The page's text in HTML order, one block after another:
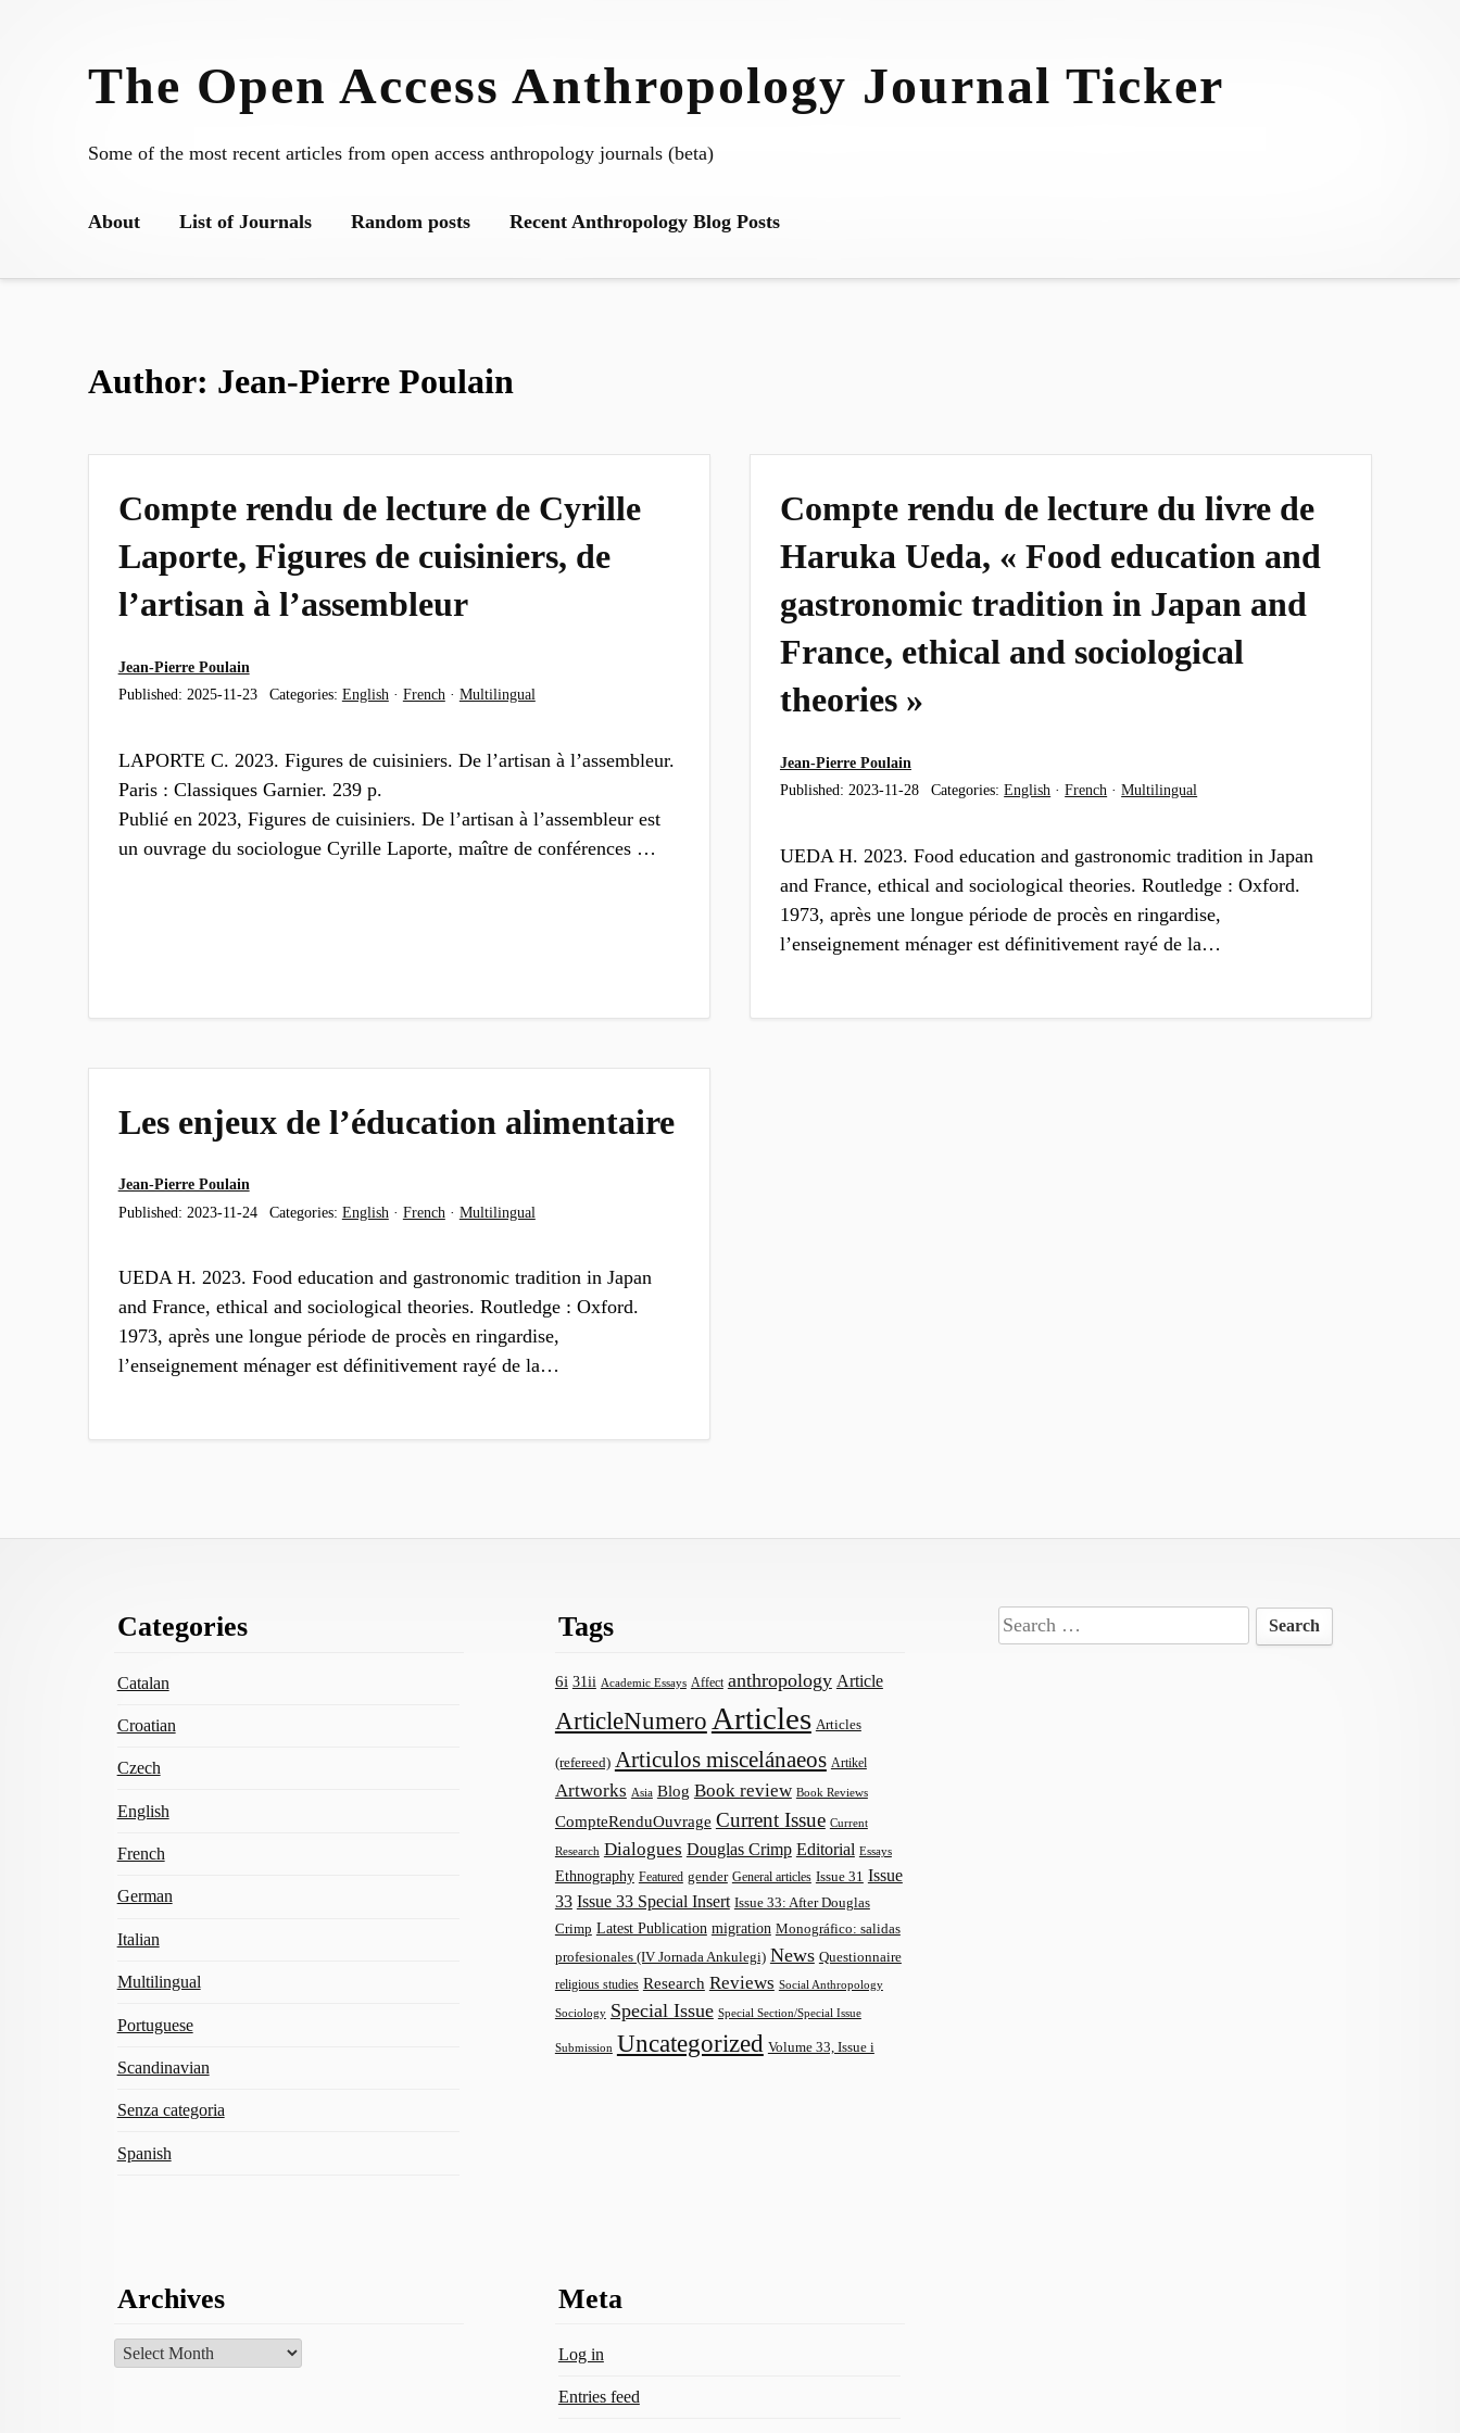
The Open Access Anthropology Journal Ticker
Some of the most recent articles from open access anthropology journals (beta)
About List of Journals Random posts Recent Anthropology Blog Posts
Author: Jean-Pierre Poulain
Compte rendu de lecture de Cyrille
Laporte, Figures de cuisiniers, de
l’artisan à l’assembleur
Jean-Pierre Poulain
Published: 2025-11-23 Categories: English · French · Multilingual
LAPORTE C. 2023. Figures de cuisiniers. De l’artisan à l’assembleur.
Paris : Classiques Garnier. 239 p.
Publié en 2023, Figures de cuisiniers. De l’artisan à l’assembleur est
un ouvrage du sociologue Cyrille Laporte, maître de conférences …
Compte rendu de lecture du livre de
Haruka Ueda, « Food education and
gastronomic tradition in Japan and
France, ethical and sociological
theories »
Jean-Pierre Poulain
Published: 2023-11-28 Categories:English ·French ·Multilingual
UEDA H. 2023. Food education and gastronomic tradition in Japan
and France, ethical and sociological theories. Routledge : Oxford.
1973, après une longue période de procès en ringardise,
l’enseignement ménager est définitivement rayé de la…
Les enjeux de l’éducation alimentaire
Jean-Pierre Poulain
Published: 2023-11-24 Categories: English · French · Multilingual
UEDA H. 2023. Food education and gastronomic tradition in Japan
and France, ethical and sociological theories. Routledge : Oxford.
1973, après une longue période de procès en ringardise,
l’enseignement ménager est définitivement rayé de la…
Categories
Catalan
Croatian
Czech
English
French
German
Italian
Multilingual
Portuguese
Scandinavian
Senza categoria
Spanish
Tags
6i 31ii Academic Essays Affect anthropology Article
ArticleNumero Articles Articles
(refereed) Articulos miscelánaeos Artikel
Artworks Asia Blog Book review Book Reviews
CompteRenduOuvrage Current Issue Current
Research Dialogues Douglas Crimp Editorial Essays
Ethnography Featured gender General articles Issue 31 Issue
33 Issue 33 Special Insert Issue 33: After Douglas
Crimp Latest Publication migration Monográfico: salidas
profesionales (IV Jornada Ankulegi) News Questionnaire
religious studies Research Reviews Social Anthropology
Sociology Special Issue Special Section/Special Issue
Submission Uncategorized Volume 33, Issue i
Search
for:
Archives
Archives
Meta
Log in
Entries feed